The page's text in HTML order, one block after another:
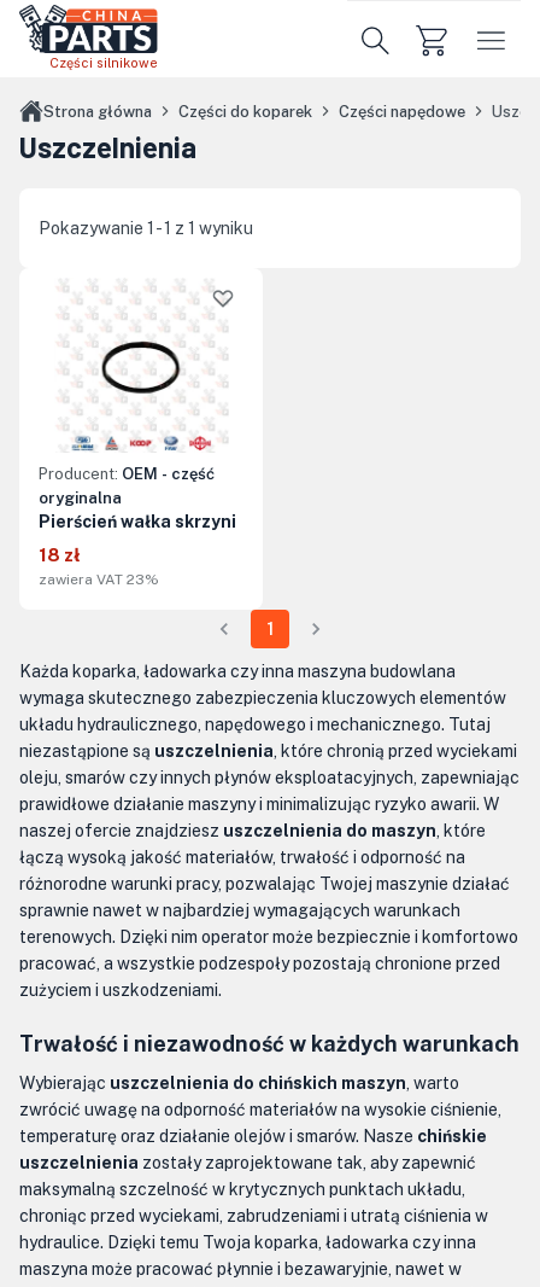
Przejdź do treści głównej
Części silnikowe
Strona główna Części do koparek Części napędowe
Uszczelnienia
Pokazywanie 1 - 1 z 1 wyniku
Producent: OEM - część
oryginalna
Pierścień wałka skrzyni
18 zł
zawiera VAT 23%
1
Każda koparka, ładowarka czy inna maszyna budowlana
wymaga skutecznego zabezpieczenia kluczowych elementów
układu hydraulicznego, napędowego i mechanicznego. Tutaj
niezastąpione są uszczelnienia , które chronią przed wyciekami
oleju, smarów czy innych płynów eksploatacyjnych, zapewniając
prawidłowe działanie maszyny i minimalizując ryzyko awarii. W
naszej ofercie znajdziesz uszczelnienia do maszyn , które
łączą wysoką jakość materiałów, trwałość i odporność na
różnorodne warunki pracy, pozwalając Twojej maszynie działać
sprawnie nawet w najbardziej wymagających warunkach
terenowych. Dzięki nim operator może bezpiecznie i komfortowo
pracować, a wszystkie podzespoły pozostają chronione przed
zużyciem i uszkodzeniami.
Trwałość i niezawodność w każdych warunkach
Wybierając uszczelnienia do chińskich maszyn , warto
zwrócić uwagę na odporność materiałów na wysokie ciśnienie,
temperaturę oraz działanie olejów i smarów. Nasze chińskie
uszczelnienia zostały zaprojektowane tak, aby zapewnić
maksymalną szczelność w krytycznych punktach układu,
chroniąc przed wyciekami, zabrudzeniami i utratą ciśnienia w
hydraulice. Dzięki temu Twoja koparka, ładowarka czy inna
maszyna może pracować płynnie i bezawaryjnie, nawet w